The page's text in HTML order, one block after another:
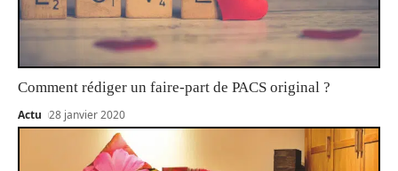
Comment rédiger un faire-part de PACS original ?
Actu 28 janvier 2020